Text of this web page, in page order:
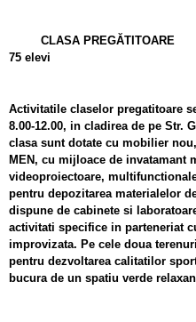
CLASA PREGĂTITOARE =
75 elevi
Activitatile claselor pregatitoare
8.00-12.00, in cladirea de pe Str.
clasa sunt dotate cu mobilier
MEN, cu mijloace de invatamant
videoproiectoare,
pentru depozitarea materialelor
dispune de cabinete si
activitati specifice in parteneriat
improvizata. Pe cele doua
pentru dezvoltarea calitatilor
bucura de un spatiu verde